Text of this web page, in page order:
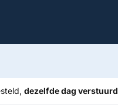
dezelfde dag verstuurd